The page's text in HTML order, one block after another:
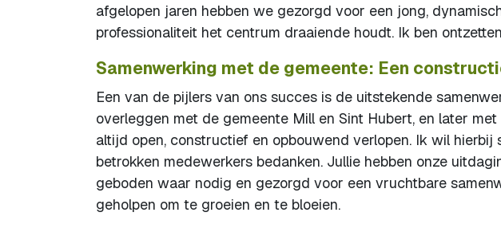
afgelopen jaren hebben we gezorgd voor een jong,
professionaliteit het centrum draaiende houdt. Ik ben
Samenwerking met de gemeente: Een
Een van de pijlers van ons succes is de uitstekende
overleggen met de gemeente Mill en Sint Hubert, en later
altijd open, constructief en opbouwend verlopen. Ik wil
betrokken medewerkers bedanken. Jullie hebben onze
geboden waar nodig en gezorgd voor een vruchtbare
geholpen om te groeien en te bloeien.